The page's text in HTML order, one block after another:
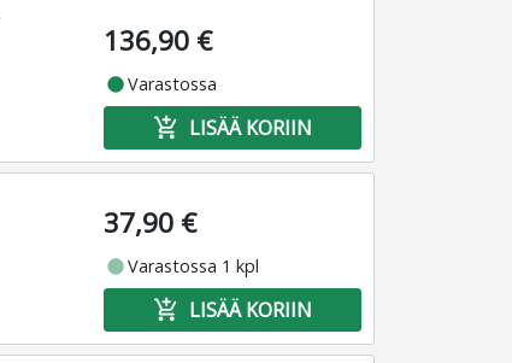
136,90 €
fiber_manual_recordVarastossa
add_shopping_cart LISÄÄ KORIIN
37,90 €
fiber_manual_recordVarastossa 1 kpl
add_shopping_cart LISÄÄ KORIIN